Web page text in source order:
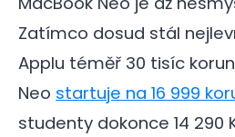
Zatímco dosud stál
Applu téměř 30 tisíc
Neo startuje na 16 999
studenty dokonce 14 290